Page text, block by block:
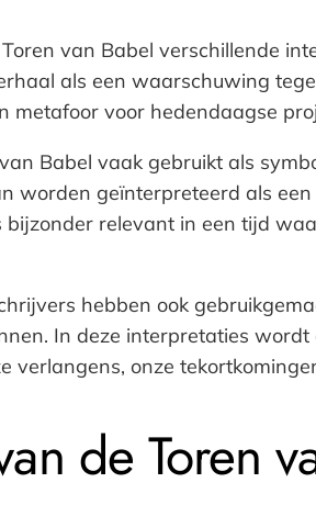
van Babel verschillende
als een waarschuwing
metafoor voor hedendaagse
Babel vaak gebruikt als
worden geïnterpreteerd als
bijzonder relevant in een tijd
hebben ook
In deze interpretaties
verlangens, onze
de Toren